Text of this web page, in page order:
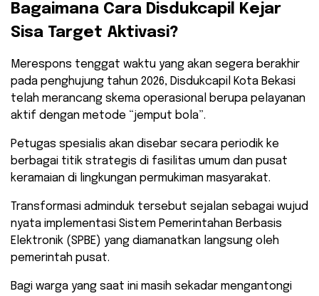
​Bagaimana Cara Disdukcapil Kejar
Sisa Target Aktivasi?
​Merespons tenggat waktu yang akan segera berakhir
pada penghujung tahun 2026, Disdukcapil Kota Bekasi
telah merancang skema operasional berupa pelayanan
aktif dengan metode “jemput bola”.
Petugas spesialis akan disebar secara periodik ke
berbagai titik strategis di fasilitas umum dan pusat
keramaian di lingkungan permukiman masyarakat.
​Transformasi adminduk tersebut sejalan sebagai wujud
nyata implementasi Sistem Pemerintahan Berbasis
Elektronik (SPBE) yang diamanatkan langsung oleh
pemerintah pusat.
Bagi warga yang saat ini masih sekadar mengantongi